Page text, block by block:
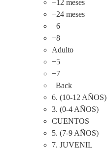
+12 meses
+24 meses
+6
+8
Adulto
+5
+7
Back
6. (10-12 AÑOS)
3. (0-4 AÑOS)
CUENTOS
5. (7-9 AÑOS)
7. JUVENIL